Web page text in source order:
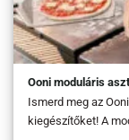
Ooni moduláris
Ismerd meg az
kiegészítőket! A